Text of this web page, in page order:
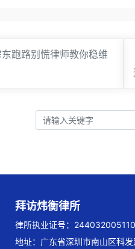
跑路别慌律师教你稳维
拜访炜衡律所
律所执业证号：
地址：广东省深圳市南山区科